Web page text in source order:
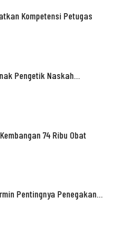
Kompetensi Petugas
Pengetik Naskah…
74 Ribu Obat
Pentingnya Penegakan…